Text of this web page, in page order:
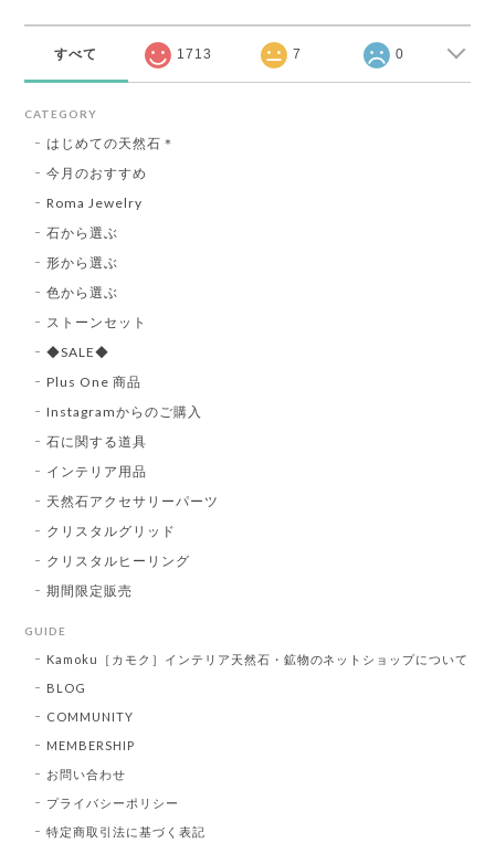
すべて 1713 7 0
CATEGORY
はじめての天然石＊
今月のおすすめ
Roma Jewelry
石から選ぶ
形から選ぶ
色から選ぶ
ストーンセット
◆SALE◆
Plus One 商品
Instagramからのご購入
石に関する道具
インテリア用品
天然石アクセサリーパーツ
クリスタルグリッド
クリスタルヒーリング
期間限定販売
GUIDE
Kamoku［カモク］インテリア天然石・鉱物のネットショップについて
BLOG
COMMUNITY
MEMBERSHIP
お問い合わせ
プライバシーポリシー
特定商取引法に基づく表記